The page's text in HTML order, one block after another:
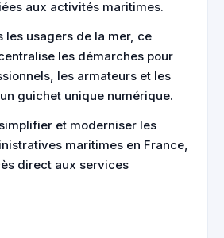
aux activités maritimes.
les usagers de la mer, ce
les démarches pour
les armateurs et les
guichet unique numérique.
et moderniser les
maritimes en France,
direct aux services